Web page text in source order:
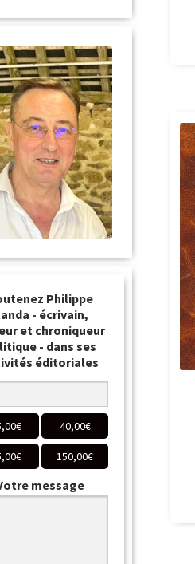
Philippe
- écrivain,
et chroniqueur
- dans ses
éditoriales
€ 40,00€
€ 150,00€
message